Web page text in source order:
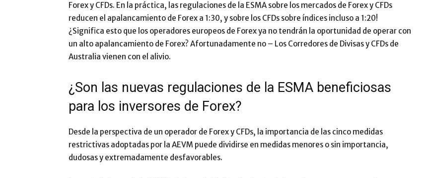
Forex y CFDs. En la práctica, las regulaciones de la ESMA sobre los mercados de Forex y CFDs
reducen el apalancamiento de Forex a 1:30, y sobre los CFDs sobre índices incluso a 1:20!
¿Significa esto que los operadores europeos de Forex ya no tendrán la oportunidad de operar con
un alto apalancamiento de Forex? Afortunadamente no – Los Corredores de Divisas y CFDs de
Australia vienen con el alivio.
¿Son las nuevas regulaciones de la ESMA beneficiosas
para los inversores de Forex?
Desde la perspectiva de un operador de Forex y CFDs, la importancia de las cinco medidas
restrictivas adoptadas por la AEVM puede dividirse en medidas menores o sin importancia,
dudosas y extremadamente desfavorables.